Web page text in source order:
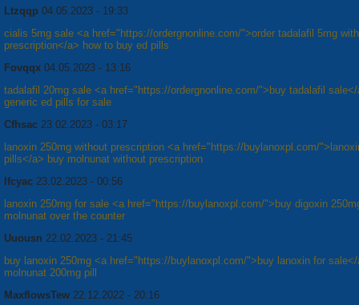
Ltzqqp 04.05.2023 - 19:33
cialis 5mg sale <a href="https://ordergnonline.com/">order tadalafil 5mg
prescription</a> how to buy ed pills
Fovqqx 04.05.2023 - 13:16
tadalafil 20mg sale <a href="https://ordergnonline.com/">buy tadalafil
generic ed pills for sale
Cfhsac 23.02.2023 - 03:17
lanoxin 250mg without prescription <a href="https://buylanoxpl.com/
pills</a> buy molnunat without prescription
Ifcyac 23.02.2023 - 00:56
lanoxin 250mg for sale <a href="https://buylanoxpl.com/">buy digoxin
molnunat over the counter
Uuousn 22.02.2023 - 21:45
buy lanoxin 250mg <a href="https://buylanoxpl.com/">buy lanoxin for
molnunat 200mg pill
MaxflowsTew 22.12.2022 - 20:16